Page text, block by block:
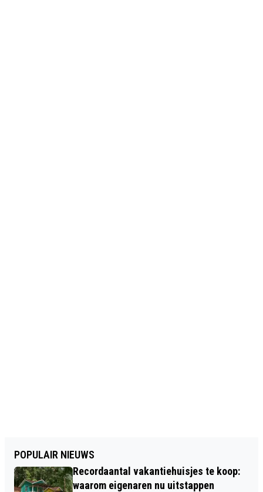
POPULAIR NIEUWS
Recordaantal vakantiehuisjes te koop:
waarom eigenaren nu uitstappen